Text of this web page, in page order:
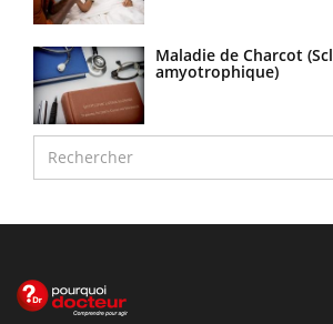
Maladie de Charcot
amyotrophique)